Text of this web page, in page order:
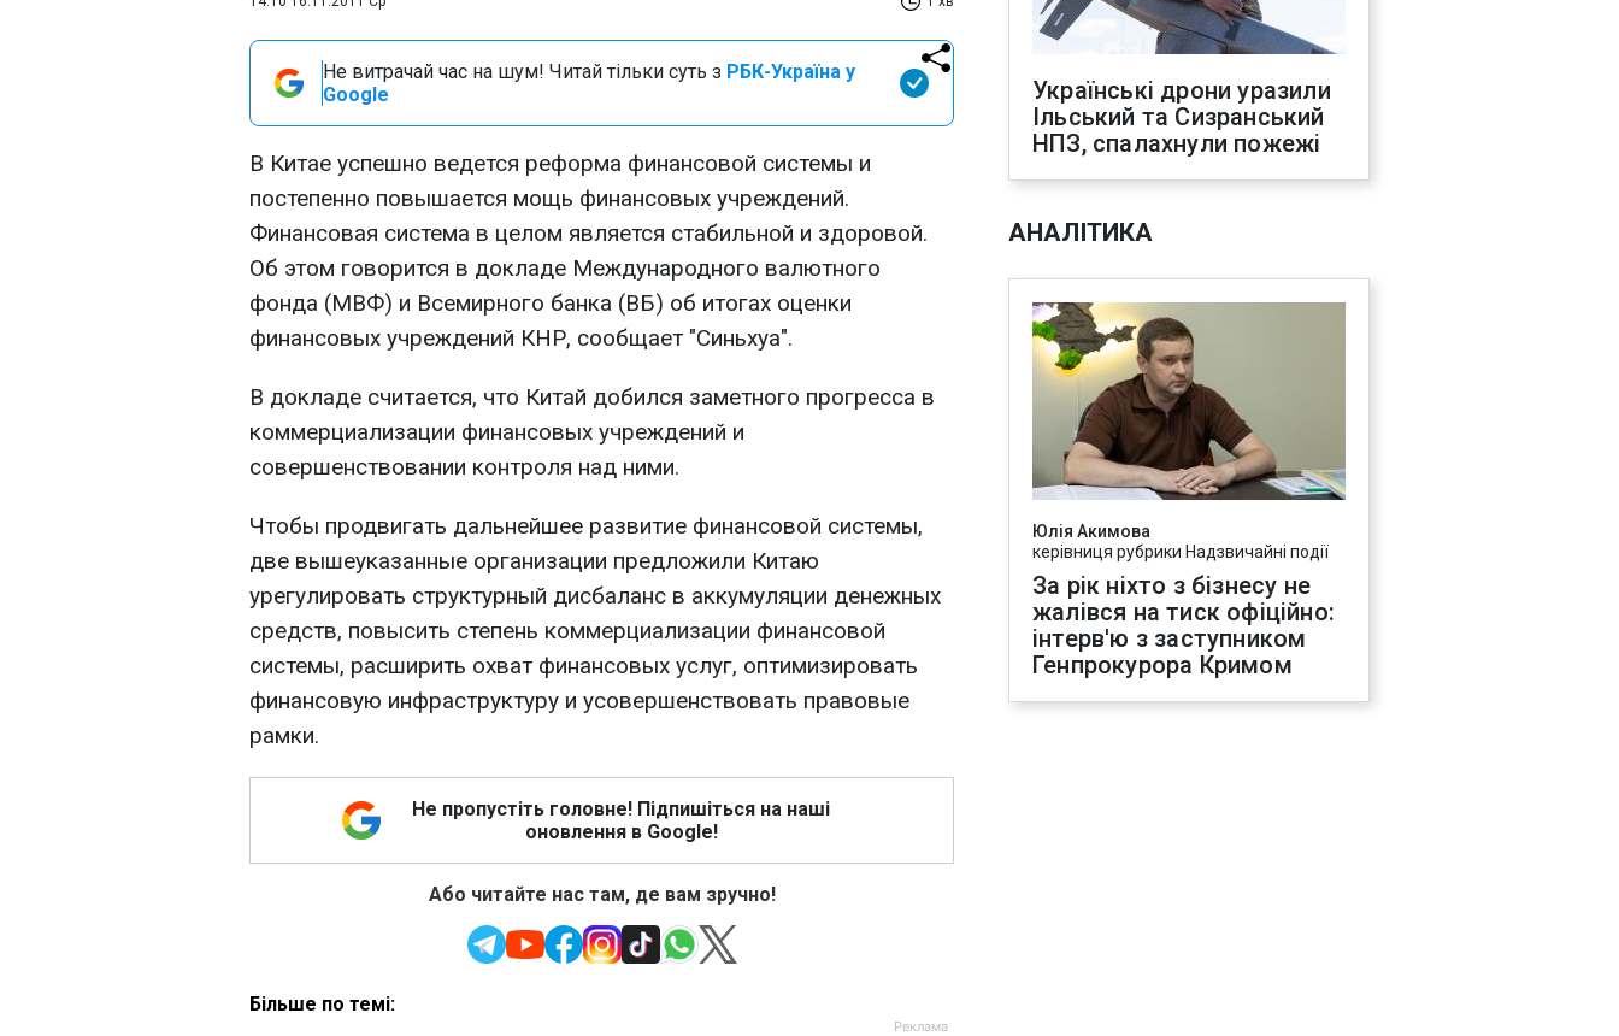
Не витрачай час на шум! Читай тільки суть з РБК-Україна у
Google
В Китае успешно ведется реформа финансовой системы и
постепенно повышается мощь финансовых учреждений.
Финансовая система в целом является стабильной и здоровой.
Об этом говорится в докладе Международного валютного
фонда (МВФ) и Всемирного банка (ВБ) об итогах оценки
финансовых учреждений КНР, сообщает "Синьхуа".
В докладе считается, что Китай добился заметного прогресса в
коммерциализации финансовых учреждений и
совершенствовании контроля над ними.
Чтобы продвигать дальнейшее развитие финансовой системы,
две вышеуказанные организации предложили Китаю
урегулировать структурный дисбаланс в аккумуляции денежных
средств, повысить степень коммерциализации финансовой
системы, расширить охват финансовых услуг, оптимизировать
финансовую инфраструктуру и усовершенствовать правовые
рамки.
Не пропустіть головне! Підпишіться на наші
оновлення в Google!
Або читайте нас там, де вам зручно!
Більше по темі:
Українські дрони уразили
Ільський та Сизранський
НПЗ, спалахнули пожежі
АНАЛІТИКА
Юлія Акимова
керівниця рубрики Надзвичайні події
За рік ніхто з бізнесу не
жалівся на тиск офіційно:
інтерв'ю з заступником
Генпрокурора Кримом